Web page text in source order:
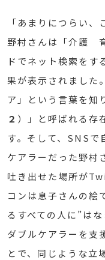
「あまりにつらい、
野村さんは「介護
ドでネット検索をす
果が表示されました
ア」という言葉を知
２ ）」と呼ばれる存
す。そして、SNSで
ケアラーだった野村
吐き出せた場所が
コンは息子さんの絵
るすべての人に”は
ダブルケアラーを支
とで、同じような立